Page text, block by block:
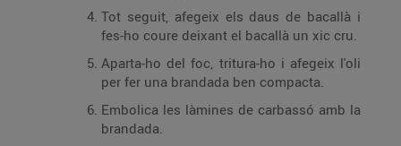
Tot seguit, afegeix els daus de bacallà i
fes-ho coure deixant el bacallà un xic cru.
Aparta-ho del foc, tritura-ho i afegeix l'oli
per fer una brandada ben compacta.
Embolica les làmines de carbassó amb la
brandada.